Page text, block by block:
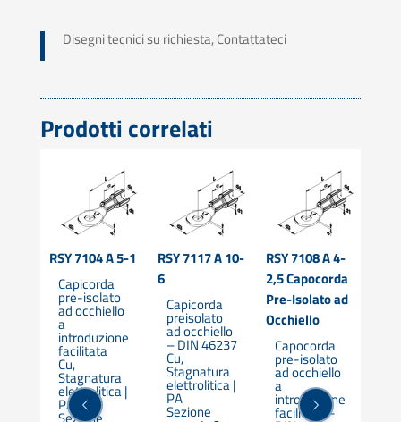
Disegni tecnici su richiesta, Contattateci
Prodotti correlati
RSY 7104 A 5-1
Capicorda
pre-isolato
ad occhiello
a
introduzione
facilitata
Cu,
Stagnatura
elettrolitica |
PA
Sezione
RSY 7117 A 10-
6
Capicorda
preisolato
ad occhiello
– DIN 46237
Cu,
Stagnatura
elettrolitica |
PA
Sezione
RSY 7108 A 4-
2,5 Capocorda
Pre-Isolato ad
Occhiello
Capocorda
pre-isolato
ad occhiello
a
introduzione
facilitata –